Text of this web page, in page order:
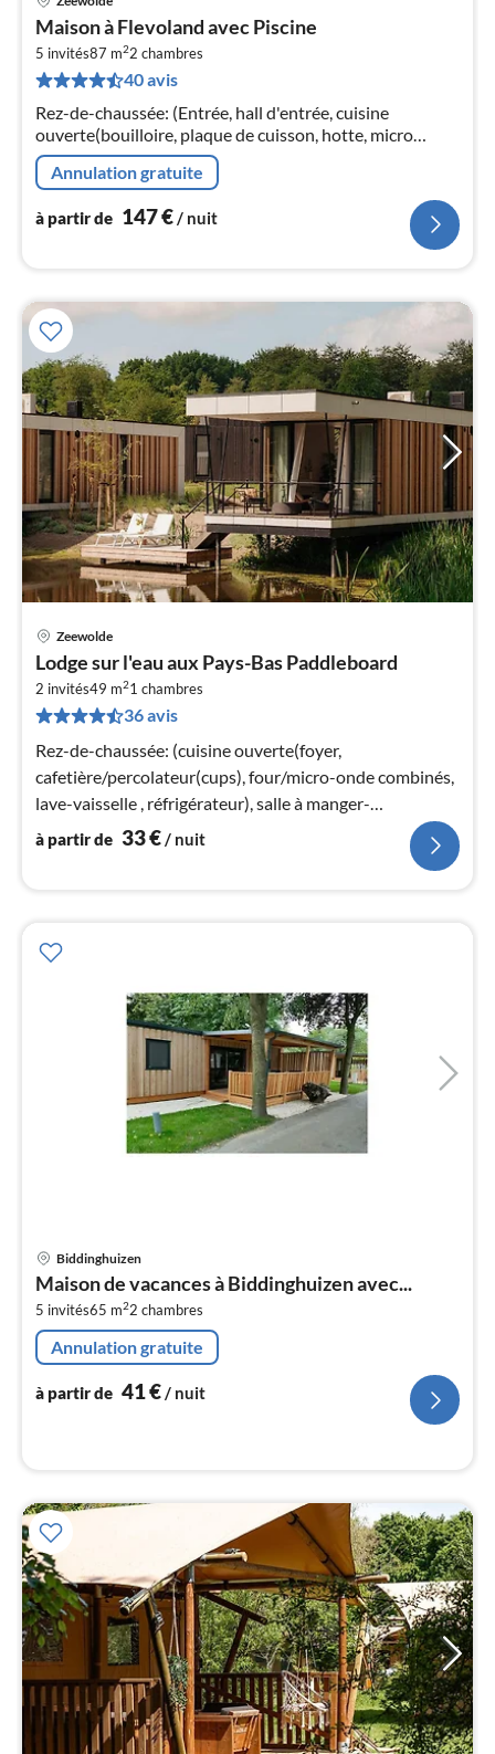
Maison à Flevoland avec Piscine
5 invités87 m22 chambres
40 avis
Rez-de-chaussée: (Entrée, hall d'entrée, cuisine
ouverte(bouilloire, plaque de cuisson, hotte, micro
ondes, lave-vaisselle , réfrigérateur)
Annulation gratuite
à partir de 147€ / nuit
Zeewolde
Lodge sur l'eau aux Pays-Bas Paddleboard
2 invités49 m21 chambres
36 avis
Rez-de-chaussée: (cuisine ouverte(foyer,
cafetière/percolateur(cups), four/micro-onde combinés,
lave-vaisselle , réfrigérateur), salle à manger-
salon(climatisation)
à partir de 33€/ nuit
Biddinghuizen
Maison de vacances à Biddinghuizen avec...
5 invités65 m22 chambres
Annulation gratuite
à partir de 41€/ nuit